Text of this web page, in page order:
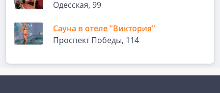
Одесская, 99
Сауна в отеле "Виктория"
Проспект Победы, 114